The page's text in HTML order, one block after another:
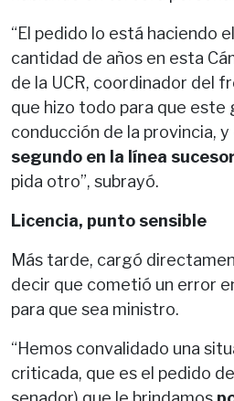
“El pedido lo está haciendo
cantidad de años en esta
de la UCR, coordinador del
que hizo todo para que este
conducción de la provincia, y
segundo en la línea
pida otro”, subrayó.
Licencia, punto sensible
Más tarde, cargó
decir que cometió un error
para que sea ministro.
“Hemos convalidado una
criticada, que es el pedido